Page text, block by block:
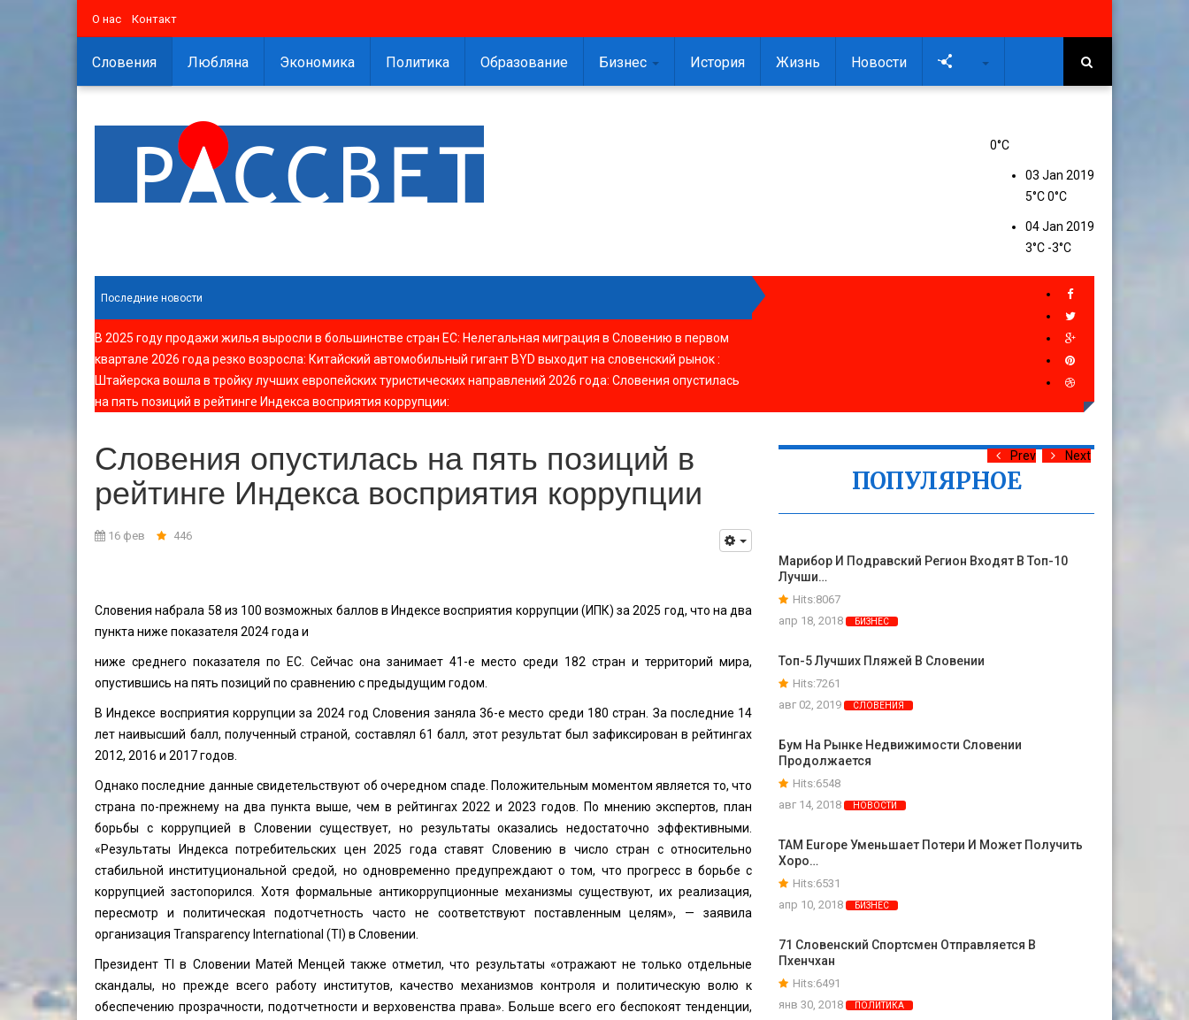
О нас Контакт
Словения Любляна Экономика Политика Образование Бизнес История Жизнь Новости
0°C
03 Jan 2019
5°C0°C
04 Jan 2019
3°C -3°C
Последние новости
В 2025 году продажи жилья выросли в большинстве стран ЕС: Нелегальная миграция в Словению в первом
квартале 2026 года резко возросла: Китайский автомобильный гигант BYD выходит на словенский рынок:
Штайерска вошла в тройку лучших европейских туристических направлений 2026 года: Словения опустилась
на пять позиций в рейтинге Индекса восприятия коррупции:
Словения опустилась на пять позиций в
рейтинге Индекса восприятия коррупции
16 фев 446
Словения набрала 58 из 100 возможных баллов в Индексе восприятия коррупции (ИПК) за 2025 год, что на два
пункта ниже показателя 2024 года и
ниже среднего показателя по ЕС. Сейчас она занимает 41-е место среди 182 стран и территорий мира,
опустившись на пять позиций по сравнению с предыдущим годом.
В Индексе восприятия коррупции за 2024 год Словения заняла 36-е место среди 180 стран. За последние 14
лет наивысший балл, полученный страной, составлял 61 балл, этот результат был зафиксирован в рейтингах
2012, 2016 и 2017 годов.
Однако последние данные свидетельствуют об очередном спаде. Положительным моментом является то, что
страна по-прежнему на два пункта выше, чем в рейтингах 2022 и 2023 годов. По мнению экспертов, план
борьбы с коррупцией в Словении существует, но результаты оказались недостаточно эффективными.
«Результаты Индекса потребительских цен 2025 года ставят Словению в число стран с относительно
стабильной институциональной средой, но одновременно предупреждают о том, что прогресс в борьбе с
коррупцией застопорился. Хотя формальные антикоррупционные механизмы существуют, их реализация,
пересмотр и политическая подотчетность часто не соответствуют поставленным целям», — заявила
организация Transparency International (TI) в Словении.
Президент TI в Словении Матей Менцей также отметил, что результаты «отражают не только отдельные
скандалы, но прежде всего работу институтов, качество механизмов контроля и политическую волю к
обеспечению прозрачности, подотчетности и верховенства права». Больше всего его беспокоят тенденции,
ПОПУЛЯРНОЕ
Prev Next
Марибор И Подравский Регион Входят В Топ-10
Лучши…
Hits:8067
апр 18, 2018
БИЗНЕС
Топ-5 Лучших Пляжей В Словении
Hits:7261
авг 02, 2019
СЛОВЕНИЯ
Бум На Рынке Недвижимости Словении
Продолжается
Hits:6548
авг 14, 2018
НОВОСТИ
TAM Europe Уменьшает Потери И Может Получить
Хоро…
Hits:6531
апр 10, 2018
БИЗНЕС
71 Словенский Спортсмен Отправляется В
Пхенчхан
Hits:6491
янв 30, 2018
ПОЛИТИКА